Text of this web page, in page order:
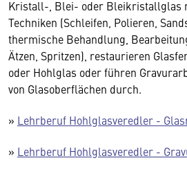
Kristall-, Blei- oder Bleikristallglas
Techniken (Schleifen, Polieren,
thermische Behandlung,
Ätzen, Spritzen), restaurieren
oder Hohlglas oder führen
von Glasoberflächen durch.
» Lehrberuf Hohlglasveredler -
» Lehrberuf Hohlglasveredler -